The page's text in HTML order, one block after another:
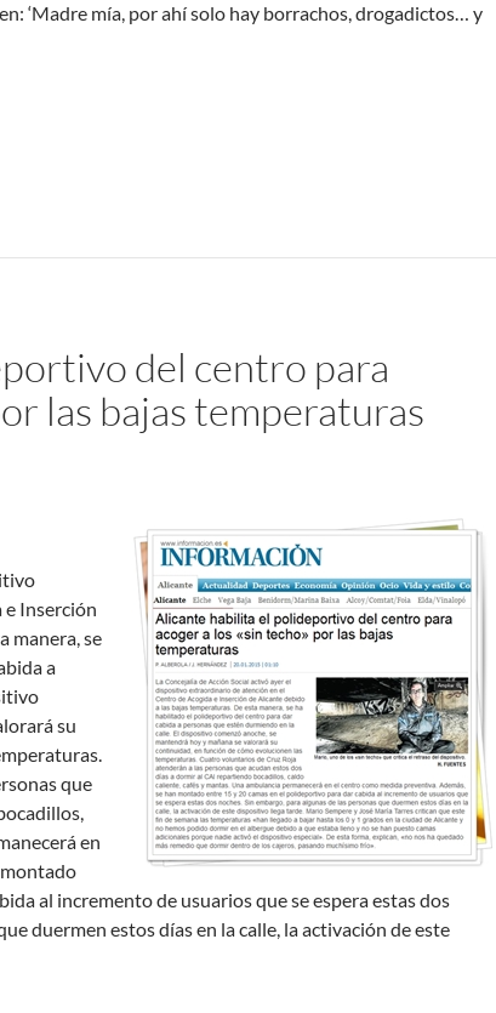
‘Madre mía, por ahí solo hay borrachos, drogadictos… y
del centro para
las bajas temperaturas
Inserción
manera, se
a
su
que
en
al incremento de usuarios que se espera estas dos
duermen estos días en la calle, la activación de este